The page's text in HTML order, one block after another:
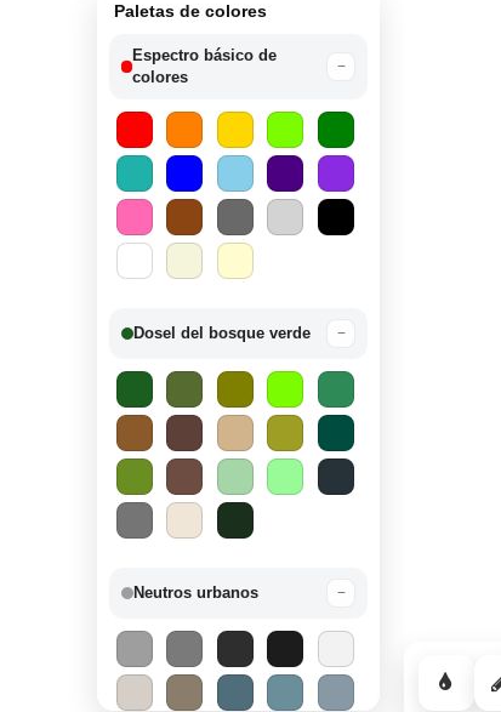
Paletas de colores
Espectro básico de
colores
−
Dosel del bosque verde −
Neutros urbanos −